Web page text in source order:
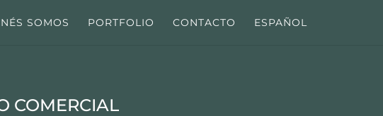
SOMOS PORTFOLIO CONTACTO ESPAÑOL
COMERCIAL